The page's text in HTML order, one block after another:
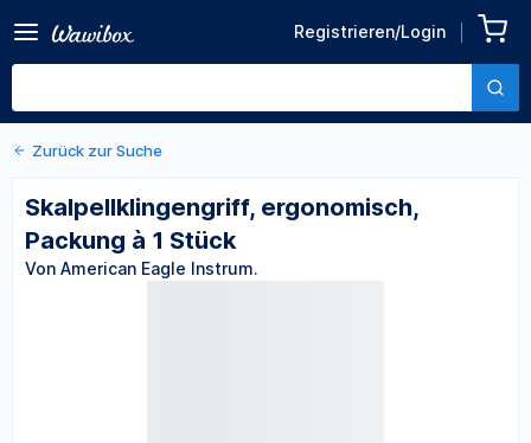
Registrieren/Login
ergonomisch, Packung à 1
Stück
Von American Eagle Instrum.
Zurück zu den Produktdetails
Zurück zur Suche
Skalpellklingengriff, ergonomisch,
Packung à 1 Stück
Von American Eagle Instrum.